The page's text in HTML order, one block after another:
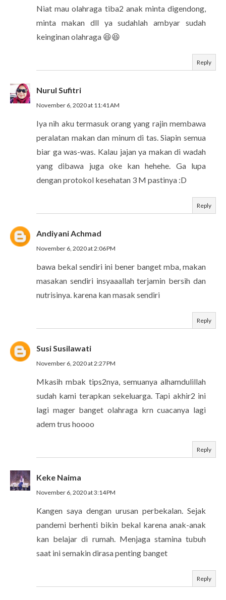
Niat mau olahraga tiba2 anak minta digendong,
minta makan dll ya sudahlah ambyar sudah
keinginan olahraga 😆😆
Reply
Nurul Sufitri
November 6, 2020 at 11:41 AM
Iya nih aku termasuk orang yang rajin membawa
peralatan makan dan minum di tas. Siapin semua
biar ga was-was. Kalau jajan ya makan di wadah
yang dibawa juga oke kan hehehe. Ga lupa
dengan protokol kesehatan 3 M pastinya :D
Reply
Andiyani Achmad
November 6, 2020 at 2:06 PM
bawa bekal sendiri ini bener banget mba, makan
masakan sendiri insyaaallah terjamin bersih dan
nutrisinya. karena kan masak sendiri
Reply
Susi Susilawati
November 6, 2020 at 2:27 PM
Mkasih mbak tips2nya, semuanya alhamdulillah
sudah kami terapkan sekeluarga. Tapi akhir2 ini
lagi mager banget olahraga krn cuacanya lagi
adem trus hoooo
Reply
Keke Naima
November 6, 2020 at 3:14 PM
Kangen saya dengan urusan perbekalan. Sejak
pandemi berhenti bikin bekal karena anak-anak
kan belajar di rumah. Menjaga stamina tubuh
saat ini semakin dirasa penting banget
Reply